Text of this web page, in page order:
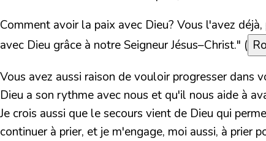
Comment avoir la paix avec Dieu? Vous l'avez
avec Dieu grâce à notre Seigneur Jésus–Christ." (
Vous avez aussi raison de vouloir progresser dans
Dieu a son rythme avec nous et qu'il nous aide à
Je crois aussi que le secours vient de Dieu qui
continuer à prier, et je m'engage, moi aussi, à